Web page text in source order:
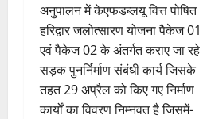
अनुपालन में केएफडब्लयू वित्त पोषित
हरिद्वार जलोत्सारण योजना पैकेज 01
एवं पैकेज 02 के अंतर्गत कराए जा रहे
सड़क पुनर्निर्माण संबंधी कार्य जिसके
तहत 29 अप्रैल को किए गए निर्माण
कार्यों का विवरण निम्नवत है जिसमें-